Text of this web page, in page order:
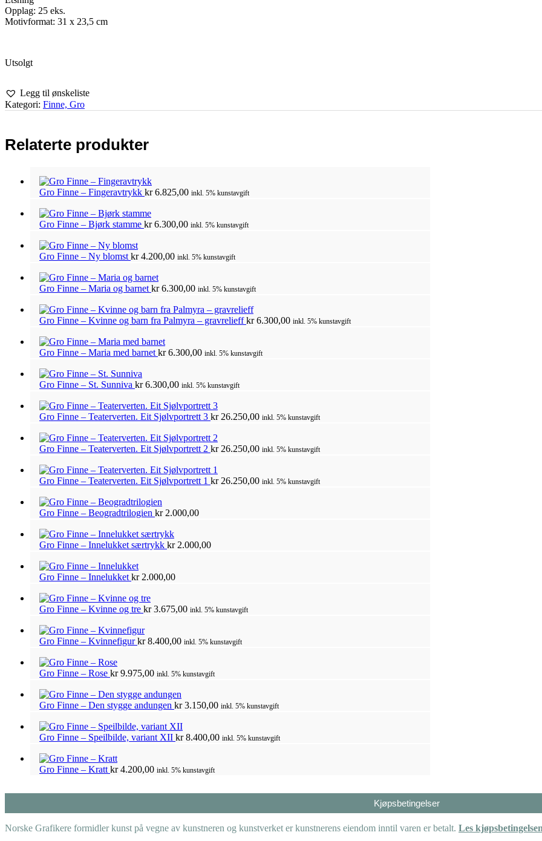
Opplag: 25 eks.
Motivformat: 31 x 23,5 cm
Utsolgt
Legg til ønskeliste
Kategori: Finne, Gro
Relaterte produkter
Gro Finne – Fingeravtrykk kr6.825,00 inkl. 5% kunstavgift
Gro Finne – Bjørk stamme kr6.300,00 inkl. 5% kunstavgift
Gro Finne – Ny blomst kr4.200,00 inkl. 5% kunstavgift
Gro Finne – Maria og barnet kr6.300,00 inkl. 5% kunstavgift
Gro Finne – Kvinne og barn fra Palmyra – gravrelieffkr6.300,00 inkl. 5% kunstavgift
Gro Finne – Maria med barnet kr6.300,00 inkl. 5% kunstavgift
Gro Finne – St. Sunniva kr6.300,00 inkl. 5% kunstavgift
Gro Finne – Teaterverten. Eit Sjølvportrett 3 kr26.250,00 inkl. 5% kunstavgift
Gro Finne – Teaterverten. Eit Sjølvportrett 2 kr26.250,00 inkl. 5% kunstavgift
Gro Finne – Teaterverten. Eit Sjølvportrett 1 kr26.250,00 inkl. 5% kunstavgift
Gro Finne – Beogradtrilogien kr2.000,00
Gro Finne – Innelukket særtrykk kr2.000,00
Gro Finne – Innelukket kr2.000,00
Gro Finne – Kvinne og tre kr3.675,00 inkl. 5% kunstavgift
Gro Finne – Kvinnefigurkr8.400,00 inkl. 5% kunstavgift
Gro Finne – Rose kr9.975,00 inkl. 5% kunstavgift
Gro Finne – Den stygge andungen kr3.150,00 inkl. 5% kunstavgift
Gro Finne – Speilbilde, variant XII kr8.400,00 inkl. 5% kunstavgift
Gro Finne – Kratt kr4.200,00 inkl. 5% kunstavgift
Kjøpsbetingelser
Norske Grafikere formidler kunst på vegne av kunstneren og kunstverket er kunstnerens eiendom inntil varen er betalt. Les